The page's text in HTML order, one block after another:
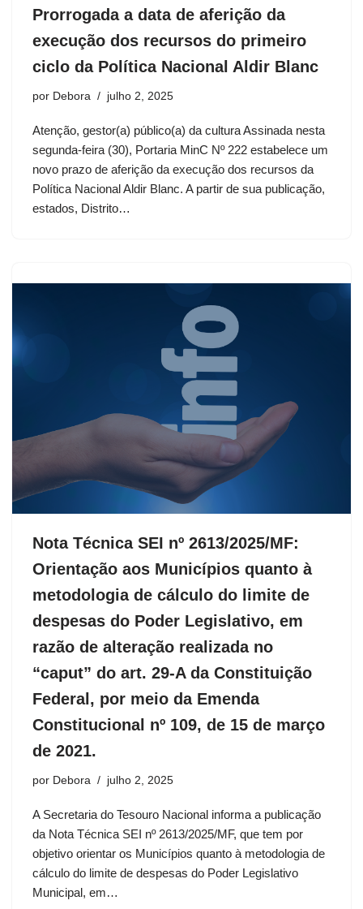
Prorrogada a data de aferição da
execução dos recursos do primeiro
ciclo da Política Nacional Aldir Blanc
por Debora julho 2, 2025
Atenção, gestor(a) público(a) da cultura Assinada nesta
segunda-feira (30), Portaria MinC Nº 222 estabelece um
novo prazo de aferição da execução dos recursos da
Política Nacional Aldir Blanc. A partir de sua publicação,
estados, Distrito…
Nota Técnica SEI nº 2613/2025/MF:
Orientação aos Municípios quanto à
metodologia de cálculo do limite de
despesas do Poder Legislativo, em
razão de alteração realizada no
“caput” do art. 29-A da Constituição
Federal, por meio da Emenda
Constitucional nº 109, de 15 de março
de 2021.
por Debora julho 2, 2025
A Secretaria do Tesouro Nacional informa a publicação
da Nota Técnica SEI nº 2613/2025/MF, que tem por
objetivo orientar os Municípios quanto à metodologia de
cálculo do limite de despesas do Poder Legislativo
Municipal, em…